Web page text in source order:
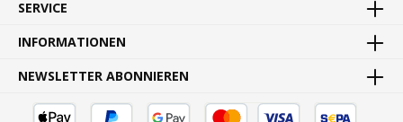
SCHNELLE LIEFERUNG
SERVICE
INFORMATIONEN
NEWSLETTER ABONNIEREN